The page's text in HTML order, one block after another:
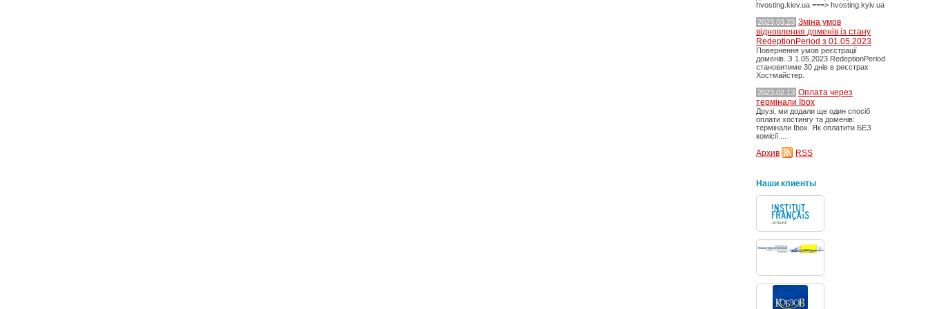
hvosting.kiev.ua ===> hvosting.kyiv.ua
2023.03.23 Зміна умов
відновлення доменів із стану
RedeptionPeriod з 01.05.2023
Повернення умов реєстрації
доменів. З 1.05.2023 RedeptionPeriod
становитиме 30 днів в реєстрах
Хостмайстер.
2023.02.13 Оплата через
термінали Ibox
Друзі, ми додали ще один спосіб
оплати хостингу та доменів:
термінали Ibox. Як оплатити БЕЗ
комісії ...
Архив RSS
Наши клиенты